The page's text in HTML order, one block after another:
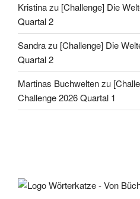
Kristinazu [Challenge] Die
Quartal 2
Sandrazu [Challenge] Die
Quartal 2
Martinas Buchweltenzu
Challenge 2026 Quartal 1